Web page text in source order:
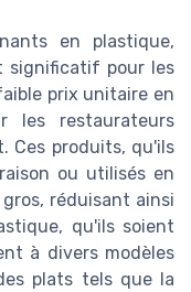
en plastique,
significatif pour les
prix unitaire en
les restaurateurs
Ces produits, qu'ils
ou utilisés en
réduisant ainsi
qu'ils soient
à divers modèles
plats tels que la